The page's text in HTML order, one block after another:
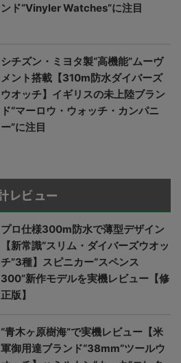
ンド“Vinyler Watches”に注目
シチズン・ミヨタ製“高機能”ムーヴ
メント搭載【310m防水ダイバーズ
ウオッチ】イギリスの未上陸ブラン
ド“マーロウ・ウォッチ・カンパニ
ー”に注目
レビュー
プロ仕様300m防水で薄型デザイン
【新常識“スリム・ダイバーズウオッ
チ”3種】スピニカー“スペンス
300”新作モデルを実機レビュー【修
正版】
“青木ヶ原樹海”で実機レビュー【米
軍御用達ブランド“38mm”ツールウ